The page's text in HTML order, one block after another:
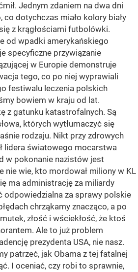
Jednym zdaniem na dwa dni
co dotychczas miało kolory biały
z krągłościami futbolówki.
od wpadki amerykańskiego
specyficzne przywiązanie
w Europie demonstruje
tego, co po niej wyprawiali
festiwalu leczenia polskich
bowiem w kraju od lat.
z gatunku katastrofalnych. Są
których wytłumaczyć się
rodzaju. Nikt przy zdrowych
lidera światowego mocarstwa
w pokonanie nazistów jest
nie wie, kto mordował miliony w KL
ma administrację za miliardy
odpowiedzialna za sprawy polskie
chrząkamy znacząco, a po
złość i wściekłość, że ktoś
Ale to już problem
prezydenta USA, nie nasz.
patrzeć, jak Obama z tej fatalnej
I oceniać, czy robi to sprawnie,